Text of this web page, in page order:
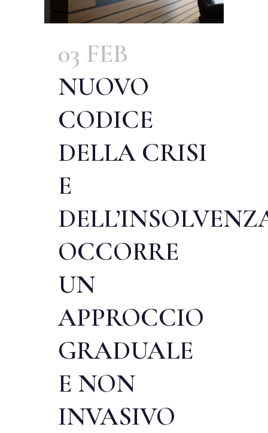
03 FEB
NUOVO
CODICE
DELLA CRISI
E
OCCORRE
UN
APPROCCIO
GRADUALE
E NON
INVASIVO